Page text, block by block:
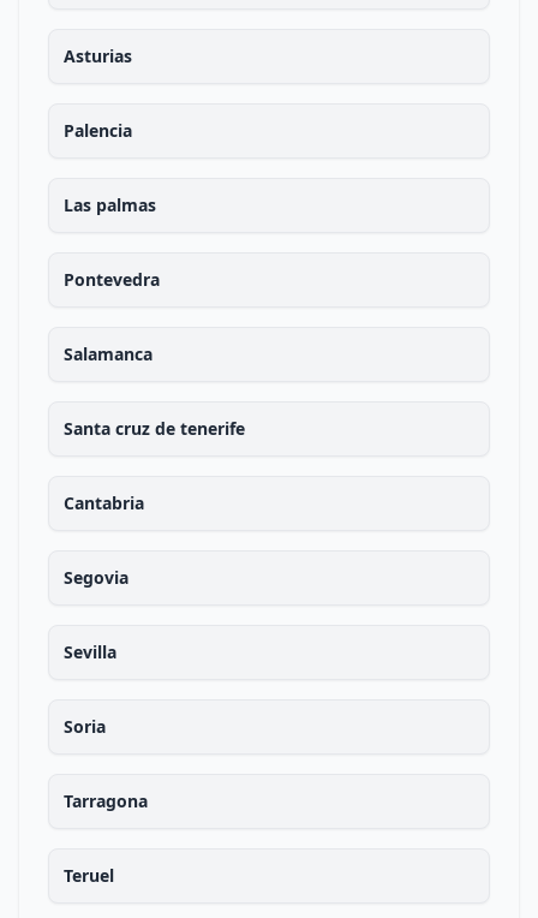
Asturias
Palencia
Las palmas
Pontevedra
Salamanca
Santa cruz de tenerife
Cantabria
Segovia
Sevilla
Soria
Tarragona
Teruel